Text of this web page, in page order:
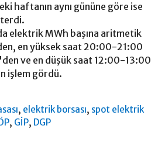
haftanın aynı gününe göre ise
elektrik MWh başına aritmetik
en yüksek saat 20:00-21:00
ve en düşük saat 12:00-13:00
işlem gördü.
, elektrik borsası, spot elektrik
, GİP, DGP